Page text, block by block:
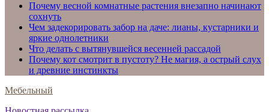
Почему весной комнатные растения внезапно начинают
сохнуть
Чем задекорировать забор на даче: лианы, кустарники и
яркие однолетники
Что делать с вытянувшейся весенней рассадой
Почему кот смотрит в пустоту? Не магия, а острый слух
и древние инстинкты
Мебельный